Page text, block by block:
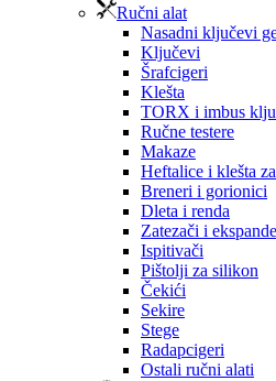
Ručni alat
Nasadni ključevi
Ključevi
Šrafcigeri
Klešta
TORX i imbus
Ručne testere
Makaze
Heftalice i klešta
Breneri i gorionici
Dleta i renda
Zatezači i
Ispitivači
Pištolji za silikon
Čekići
Sekire
Stege
Radapcigeri
Ostali ručni alati